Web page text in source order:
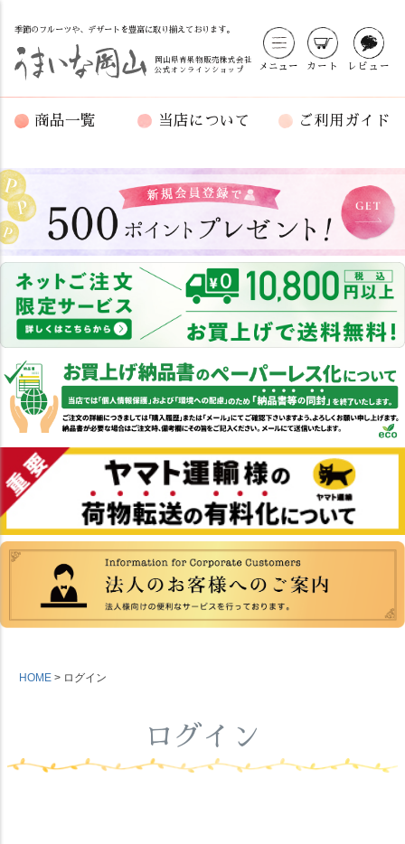
季節のフルーツや、デザートを豊富に取り揃えております。
岡山県青果物販売株式会社
公式オンラインショップ
メニュー カート レビュー
商品一覧 当店について ご利用ガイド
HOME ログイン
ログイン